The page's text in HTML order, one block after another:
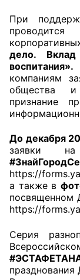
Главная
органах
оказания
О Палате
Структура
Комиссии
При
дело.
воспитания».
компаниям
общества
признание
До декабря
заявки
https://
а также в
посвященном
https://
Серия
празднования